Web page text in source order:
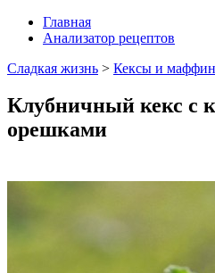
Главная
Анализатор рецептов
Сладкая жизнь > Кексы и
Клубничный кекс с
орешками